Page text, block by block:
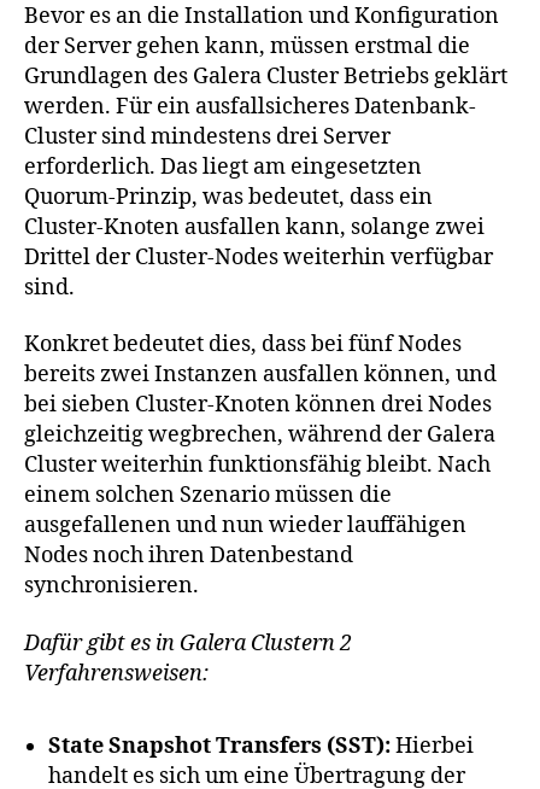
Bevor es an die Installation und Konfiguration
der Server gehen kann, müssen erstmal die
Grundlagen des Galera Cluster Betriebs geklärt
werden. Für ein ausfallsicheres Datenbank-
Cluster sind mindestens drei Server
erforderlich. Das liegt am eingesetzten
Quorum-Prinzip, was bedeutet, dass ein
Cluster-Knoten ausfallen kann, solange zwei
Drittel der Cluster-Nodes weiterhin verfügbar
sind.
Konkret bedeutet dies, dass bei fünf Nodes
bereits zwei Instanzen ausfallen können, und
bei sieben Cluster-Knoten können drei Nodes
gleichzeitig wegbrechen, während der Galera
Cluster weiterhin funktionsfähig bleibt. Nach
einem solchen Szenario müssen die
ausgefallenen und nun wieder lauffähigen
Nodes noch ihren Datenbestand
synchronisieren.
Dafür gibt es in Galera Clustern 2
Verfahrensweisen:
State Snapshot Transfers (SST):Hierbei
handelt es sich um eine Übertragung der